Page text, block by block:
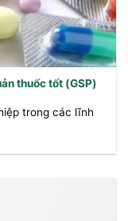
thuốc tốt (GSP)
trong các lĩnh